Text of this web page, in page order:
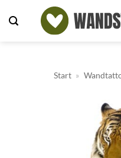
Inhalt
Start »